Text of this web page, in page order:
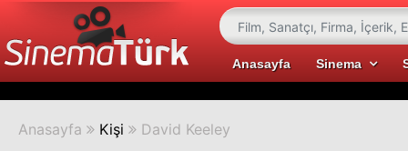
Anasayfa Sinema
Anasayfa Kişi David Keeley